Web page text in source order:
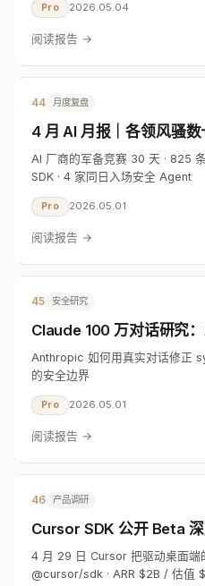
Pro 2026.05.04
阅读报告 →
44 月度复盘
4 月 AI 月报｜各领风骚数
AI 厂商的军备竞赛 30 天 · 825
SDK · 4 家同日入场安全 Agent
Pro 2026.05.01
阅读报告 →
45 安全研究
Claude 100 万对话研究
Anthropic 如何用真实对话修正
的安全边界
Pro 2026.05.01
阅读报告 →
46 产品调研
Cursor SDK 公开 Beta
4 月 29 日 Cursor 把驱动桌面端
@cursor/sdk · ARR $2B / 估值